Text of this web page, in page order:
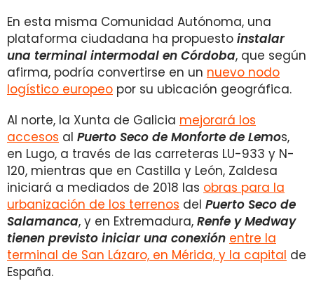
En esta misma Comunidad Autónoma, una
plataforma ciudadana ha propuesto instalar
una terminal intermodal en Córdoba, que según
afirma, podría convertirse en un nuevo nodo
logístico europeo por su ubicación geográfica.
Al norte, la Xunta de Galicia mejorará los
accesos al Puerto Seco de Monforte de Lemos,
en Lugo, a través de las carreteras LU-933 y N-
120, mientras que en Castilla y León, Zaldesa
iniciará a mediados de 2018 las obras para la
urbanización de los terrenos del Puerto Seco de
Salamanca, y en Extremadura, Renfe y Medway
tienen previsto iniciar una conexión entre la
terminal de San Lázaro, en Mérida, y la capital de
España.